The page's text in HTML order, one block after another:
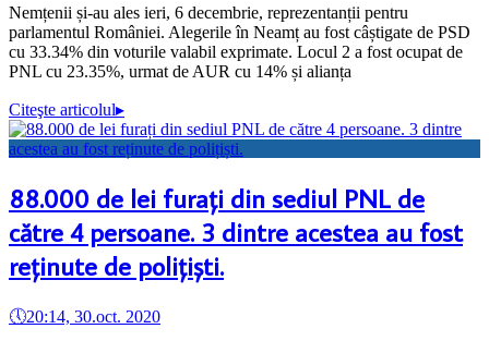
Nemțenii și-au ales ieri, 6 decembrie, reprezentanții pentru
parlamentul României. Alegerile în Neamț au fost câștigate de PSD
cu 33.34% din voturile valabil exprimate. Locul 2 a fost ocupat de
PNL cu 23.35%, urmat de AUR cu 14% și alianța
Citeşte articolul▸
88.000 de lei furați din sediul PNL de
către 4 persoane. 3 dintre acestea au fost
reținute de polițiști.
🕔20:14, 30.oct. 2020